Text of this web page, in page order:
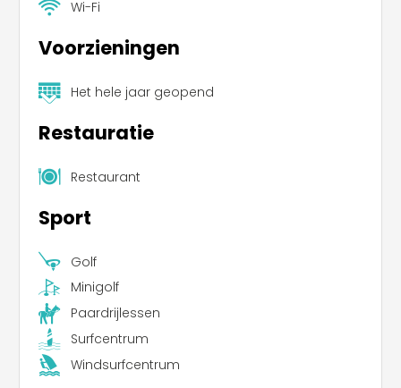
Wi-Fi
Voorzieningen
Het hele jaar geopend
Restauratie
Restaurant
Sport
Golf
Minigolf
Paardrijlessen
Surfcentrum
Windsurfcentrum